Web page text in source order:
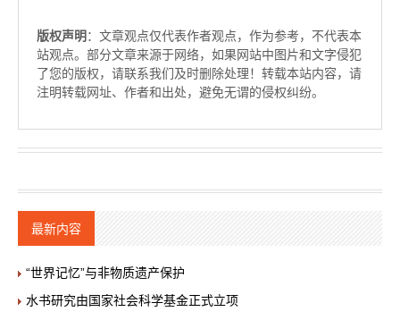
版权声明 ：文章观点仅代表作者观点，作为参考，不代表本
站观点。部分文章来源于网络，如果网站中图片和文字侵犯
了您的版权，请联系我们及时删除处理！转载本站内容，请
注明转载网址、作者和出处，避免无谓的侵权纠纷。
最新内容
“世界记忆”与非物质遗产保护
水书研究由国家社会科学基金正式立项